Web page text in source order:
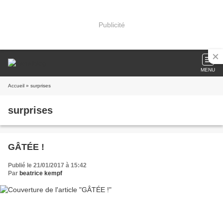
Publicité
MENU
Accueil » surprises
surprises
GÂTÉE !
Publié le 21/01/2017 à 15:42
Par beatrice kempf